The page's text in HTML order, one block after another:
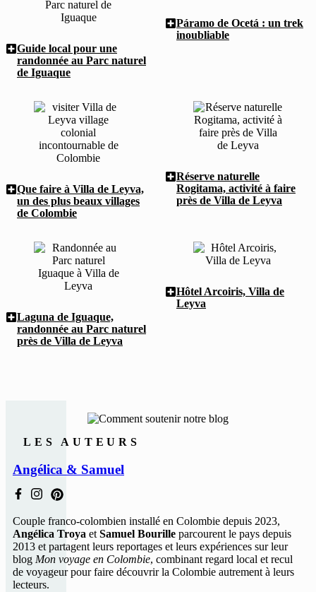
Guide local pour une
randonnée au Parc naturel
de Iguaque
Páramo de Ocetá : un trek
inoubliable
Que faire à Villa de Leyva,
un des plus beaux villages
de Colombie
Réserve naturelle
Rogitama, activité à faire
près de Villa de Leyva
Laguna de Iguaque,
randonnée au Parc naturel
près de Villa de Leyva
Hôtel Arcoiris, Villa de
Leyva
LES AUTEURS
Angélica & Samuel
Couple franco-colombien installé en Colombie depuis 2023,
Angélica Troya et Samuel Bourille parcourent le pays depuis
2013 et partagent leurs reportages et leurs expériences sur leur
blog Mon voyage en Colombie, combinant regard local et recul
de voyageur pour faire découvrir la Colombie autrement à leurs
lecteurs.